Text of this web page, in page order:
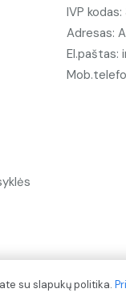
IVP
Adresas:
El.paštas:
su slapukų politika.